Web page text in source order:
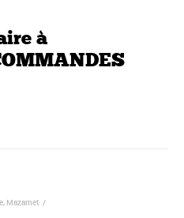
à
Mazamet /